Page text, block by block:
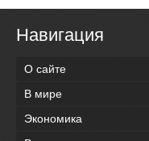
Навигация
О сайте
В мире
Экономика